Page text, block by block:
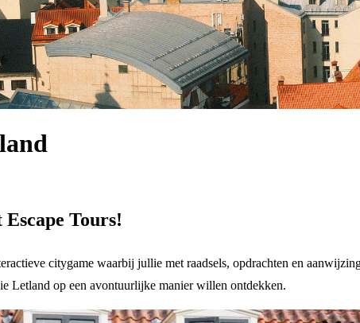
Tours!
citygame waarbij jullie met raadsels, opdrachten en
Letland op een avontuurlijke manier willen ontdekken.